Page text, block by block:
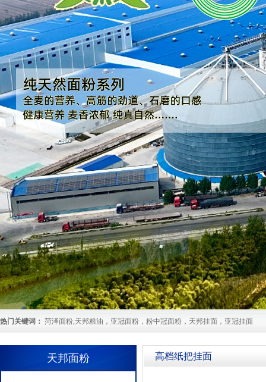
热门关键词： 菏泽面粉,天邦粮油，亚冠面粉，粉中冠面粉，天邦挂面，亚冠挂面
天邦面粉 高档纸把挂面